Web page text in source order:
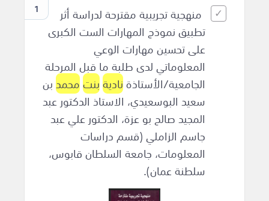
1
منهجية تجريبية مقترحة لدراسة أثر
تطبيق نموذج المهارات الست الكبرى
على تحسين مهارات الوعي
المعلوماتي لدى طلبة ما قبل المرحلة
الجامعية/الأستاذةناديةبنتمحمدبن
سعيد البوسعيدي، الاستاذ الدكتور عبد
المجيد صالح بو عزة، الدكتور علي عبد
جاسم الزاملي (قسم دراسات
المعلومات، جامعة السلطان قابوس،
سلطنة عمان).